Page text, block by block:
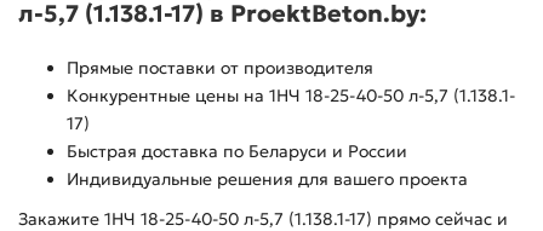
л-5,7 (1.138.1-17) в ProektBeton.by:
Прямые поставки от производителя
Конкурентные цены на 1НЧ 18-25-40-50 л-5,7 (1.138.1-
17)
Быстрая доставка по Беларуси и России
Индивидуальные решения для вашего проекта
Закажите 1НЧ 18-25-40-50 л-5,7 (1.138.1-17) прямо сейчас и